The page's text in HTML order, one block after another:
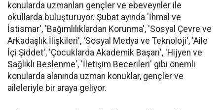
konularda uzmanları gençler ve ebeveynler ile
okullarda buluşturuyor. Şubat ayında 'İhmal ve
İstismar', 'Bağımlılıklardan Korunma', 'Sosyal Çevre ve
Arkadaşlık İlişkileri', 'Sosyal Medya ve Teknoloji', 'Aile
İçi Şiddet', 'Çocuklarda Akademik Başarı', 'Hijyen ve
Sağlıklı Beslenme', 'İletişim Becerileri' gibi önemli
konularda alanında uzman konuklar, gençler ve
aileleriyle bir araya geliyor.